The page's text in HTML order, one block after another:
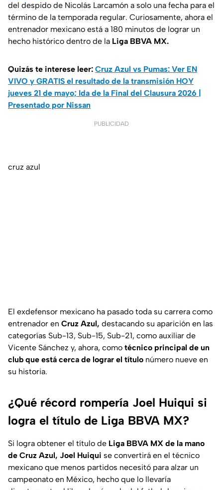
del despido de Nicolás Larcamón a solo una fecha para el
término de la temporada regular. Curiosamente, ahora el
entrenador mexicano está a 180 minutos de lograr un
hecho histórico dentro de la Liga BBVA MX.
Quizás te interese leer: Cruz Azul vs Pumas: Ver EN
VIVO y GRATIS el resultado de la transmisión HOY
jueves 21 de mayo; Ida de la Final del Clausura 2026 |
Presentado por Nissan
PUBLICIDAD
cruz azul
El exdefensor mexicano ha pasado toda su carrera como
entrenador en Cruz Azul, destacando su aparición en las
categorías Sub-13, Sub-15, Sub-21, como auxiliar de
Vicente Sánchez y, ahora, como técnico principal de un
club que está cerca de lograr el título número nueve en
su historia.
¿Qué récord rompería Joel Huiqui si
logra el título de Liga BBVA MX?
Si logra obtener el título de Liga BBVA MX de la mano
de Cruz Azul, Joel Huiqui se convertirá en el técnico
mexicano que menos partidos necesitó para alzar un
campeonato en México, hecho que lo llevaría